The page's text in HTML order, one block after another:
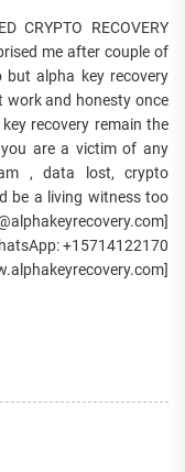
CRYPTO RECOVERY
me after couple of
alpha key recovery
work and honesty once
recovery remain the
are a victim of any
, data lost, crypto
be a living witness too
+15714122170